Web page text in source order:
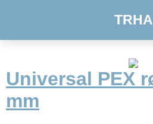
TRHA
Universal PEX
mm